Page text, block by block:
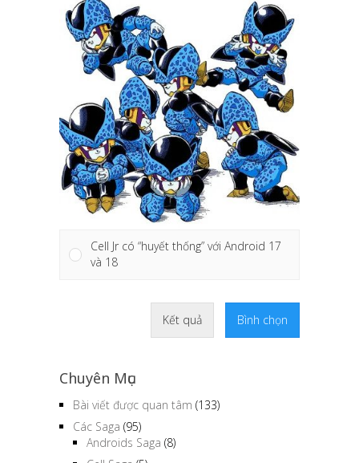
Cell Jr có “huyết thống” với Android 17
và 18
Kết quả Bình chọn
Chuyên Mục
Bài viết được quan tâm (133)
Các Saga (95)
Androids Saga (8)